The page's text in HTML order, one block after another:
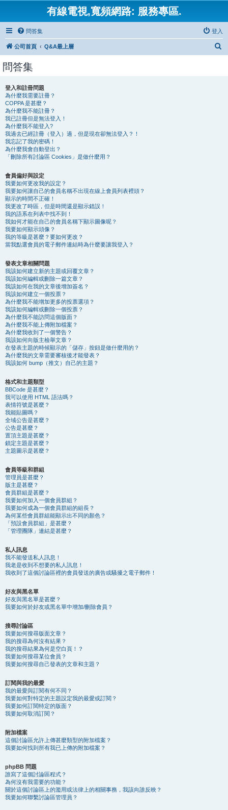
有線電視,寬頻網路: 服務專區.
問答集 登入
公司首頁 Q&A最上層
問答集
登入和註冊問題
為什麼我需要註冊？
COPPA 是甚麼？
為什麼我不能註冊？
我已註冊但是無法登入！
為什麼我不能登入?
我過去已經註冊（登入）過，但是現在卻無法登入？！
我忘記了我的密碼！
為什麼我會自動登出？
「刪除所有討論區 Cookies」是做什麼用？
會員偏好與設定
我要如何更改我的設定？
我要如何讓自己的會員名稱不出現在線上會員列表裡頭？
顯示的時間不正確！
我更改了時區，但是時間還是顯示錯誤！
我的語系在列表中找不到！
我如何才能在自己的會員名稱下顯示圖像呢？
我要如何顯示頭像？
我的等級是甚麼？要如何更改？
當我點選會員的電子郵件連結時為什麼要讓我登入？
發表文章相關問題
我該如何建立新的主題或回覆文章？
我該如何編輯或刪除一篇文章？
我該如何在我的文章後增加簽名？
我該如何建立一個投票？
為什麼我不能增加更多的投票選項？
我該如何編輯或刪除一個投票？
為什麼我不能訪問這個版面？
為什麼我不能上傳附加檔案？
為什麼我收到了一個警告？
我該如何向版主檢舉文章？
在發表主題的時候顯示的「儲存」按鈕是做什麼用的？
為什麼我的文章需要審核後才能發表？
我該如何 bump（推文）自己的主題？
格式和主題類型
BBCode 是甚麼？
我可以使用 HTML 語法嗎？
表情符號是甚麼？
我能貼圖嗎？
全域公告是甚麼？
公告是甚麼？
置頂主題是甚麼？
鎖定主題是甚麼？
主題圖示是甚麼？
會員等級和群組
管理員是甚麼？
版主是甚麼？
會員群組是甚麼？
我要如何加入一個會員群組？
我要如何成為一個會員群組的組長？
為何某些會員群組能顯示出不同的顏色？
「預設會員群組」是甚麼？
「管理團隊」連結是甚麼？
私人訊息
我不能發送私人訊息！
我老是收到不想要的私人訊息！
我收到了這個討論區裡的會員發送的廣告或騷擾之電子郵件！
好友與黑名單
好友與黑名單是甚麼？
我要如何於好友或黑名單中增加/刪除會員？
搜尋討論區
我要如何搜尋版面文章？
我的搜尋為何沒有結果？
我的搜尋結果為何是空白頁！？
我要如何搜尋某位會員？
我要如何搜尋自己發表的文章和主題？
訂閱與我的最愛
我的最愛與訂閱有何不同？
我要如何對特定的主題設定我的最愛或訂閱？
我要如何訂閱特定的版面？
我要如何取消訂閱？
附加檔案
這個討論區允許上傳甚麼類型的附加檔案？
我要如何找到所有我已上傳的附加檔案？
phpBB 問題
誰寫了這個討論區程式？
為何沒有我需要的功能？
關於這個討論區上的濫用或法律上的相關事務，我該向誰反映？
我要如何聯繫討論區管理員？